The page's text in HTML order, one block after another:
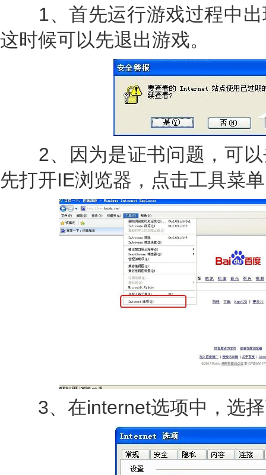
1、首先运行游戏过程中出
这时候可以先退出游戏。
2、因为是证书问题，可以
先打开IE浏览器，点击工具菜
3、在internet选项中，选择